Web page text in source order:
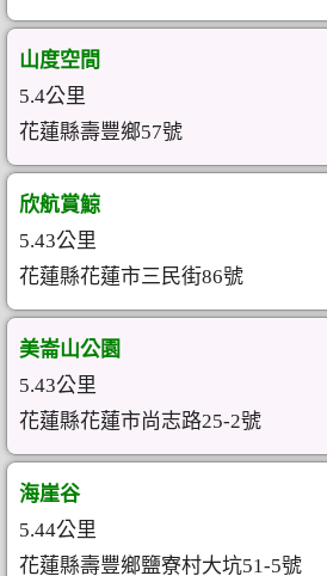
山度空間
5.4公里
花蓮縣壽豐鄉57號
欣航賞鯨
5.43公里
花蓮縣花蓮市三民街86號
美崙山公園
5.43公里
花蓮縣花蓮市尚志路25-2號
海崖谷
5.44公里
花蓮縣壽豐鄉鹽寮村大坑51-5號